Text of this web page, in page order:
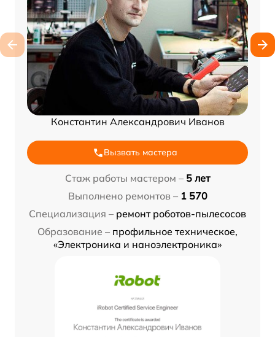
Константин Александрович Иванов
Вызвать мастера
Стаж работы мастером – 5 лет
Выполнено ремонтов – 1 570
Специализация – ремонт роботов-пылесосов
Образование – профильное техническое,
«Электроника и наноэлектроника»